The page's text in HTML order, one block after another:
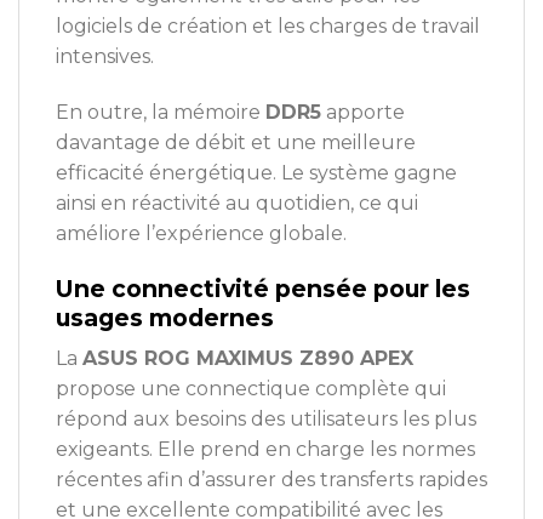
logiciels de création et les charges de travail
intensives.
En outre, la mémoire DDR5 apporte
davantage de débit et une meilleure
efficacité énergétique. Le système gagne
ainsi en réactivité au quotidien, ce qui
améliore l’expérience globale.
Une connectivité pensée pour les
usages modernes
La ASUS ROG MAXIMUS Z890 APEX
propose une connectique complète qui
répond aux besoins des utilisateurs les plus
exigeants. Elle prend en charge les normes
récentes afin d’assurer des transferts rapides
et une excellente compatibilité avec les